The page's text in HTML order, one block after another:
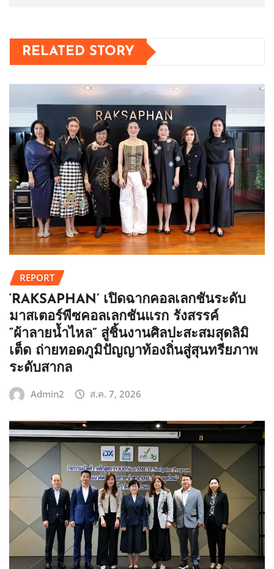
RELATED STORY
REPORT
‘RAKSAPHAN’ เปิดฉากคอลเลกชันระดับ
มาสเตอร์พีซคอลเลกชันแรก รังสรรค์
“ผ้าลายน้ำไหล” สู่ชิ้นงานศิลปะสะสมสุดลิมิ
เต็ด ถ่ายทอดภูมิปัญญาท้องถิ่นสู่สุนทรียภาพ
ระดับสากล
Admin2 ส.ค. 7, 2026